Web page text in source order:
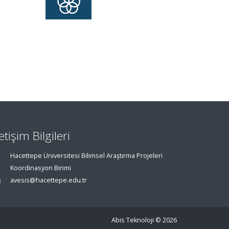
Bilgileri
Hacettepe Üniversitesi Bilimsel Araştırma Projeleri
Koordinasyon Birimi
avesis@hacettepe.edu.tr
Abis Teknoloji © 2026